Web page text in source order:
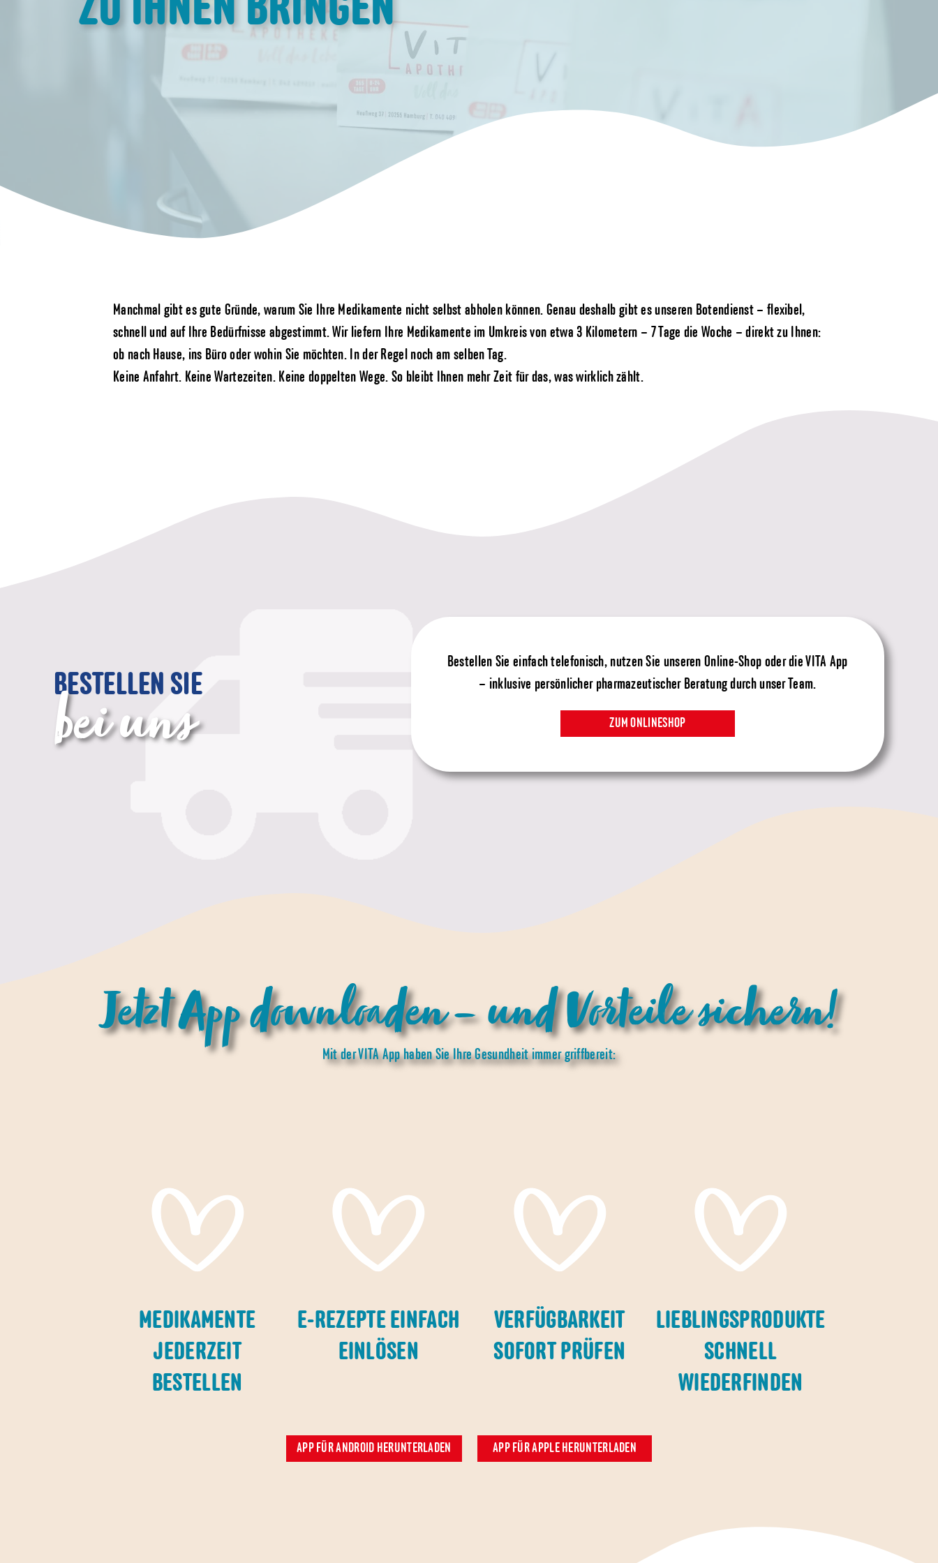
ZU IHNEN BRINGEN
Manchmal gibt es gute Gründe, warum Sie Ihre Medikamente nicht selbst abholen können. Genau deshalb gibt es unseren Botendienst – flexibel,
schnell und auf Ihre Bedürfnisse abgestimmt. Wir liefern Ihre Medikamente im Umkreis von etwa 3 Kilometern – 7 Tage die Woche – direkt zu Ihnen:
ob nach Hause, ins Büro oder wohin Sie möchten. In der Regel noch am selben Tag.
Keine Anfahrt. Keine Wartezeiten. Keine doppelten Wege. So bleibt Ihnen mehr Zeit für das, was wirklich zählt.
BESTELLEN SIE
bei uns
Bestellen Sie einfach telefonisch, nutzen Sie unseren Online-Shop oder die VITA App
– inklusive persönlicher pharmazeutischer Beratung durch unser Team.
ZUM ONLINESHOP
Jetzt App downloaden – und Vorteile sichern!
Mit der VITA App haben Sie Ihre Gesundheit immer griffbereit:
MEDIKAMENTE
JEDERZEIT
BESTELLEN
E-REZEPTE EINFACH
EINLÖSEN
VERFÜGBARKEIT
SOFORT PRÜFEN
LIEBLINGSPRODUKTE
SCHNELL
WIEDERFINDEN
APP FÜR ANDROID HERUNTERLADEN APP FÜR APPLE HERUNTERLADEN